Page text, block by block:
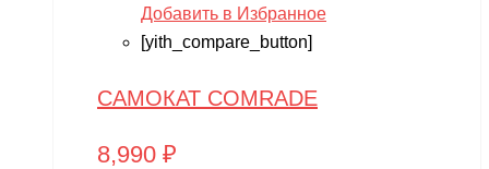
Добавить в Избранное
[yith_compare_button]
САМОКАТ COMRADE
8,990 ₽